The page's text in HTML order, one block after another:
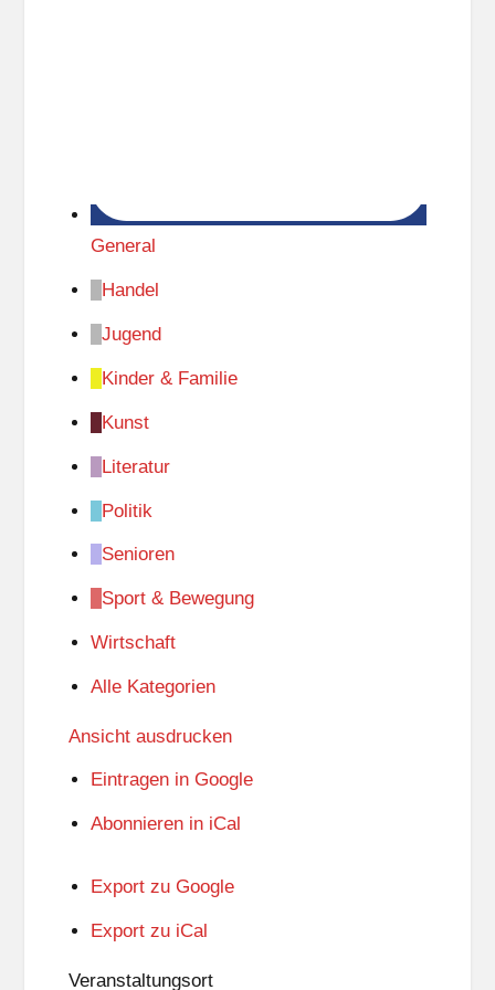
General
Handel
Jugend
Kinder & Familie
Kunst
Literatur
Politik
Senioren
Sport & Bewegung
Wirtschaft
Alle Kategorien
Ansicht ausdrucken
Eintragen in Google
Abonnieren in iCal
Export zu Google
Export zu iCal
Veranstaltungsort